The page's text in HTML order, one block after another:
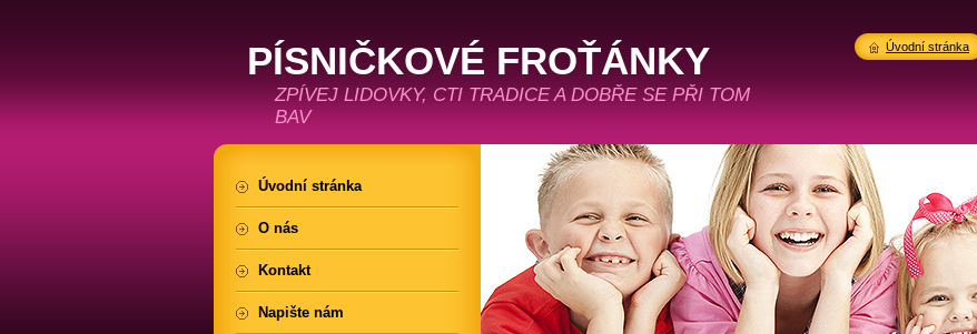
PÍSNIČKOVÉ FROŤÁNKY
ZPÍVEJ LIDOVKY, CTI TRADICE A DOBŘE SE PŘI TOM
BAV
Úvodní stránka
O nás
Kontakt
Napište nám
Úvodní stránka